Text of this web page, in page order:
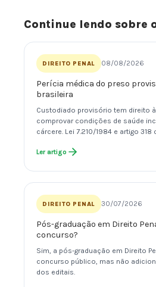
Continue lendo sobre
DIREITO PENAL 08/08/2026
Perícia médica do preso
brasileira
Custodiado provisório tem direito
comprovar condições de saúde
cárcere. Lei 7.210/1984 e artigo 318
Ler artigo
DIREITO PENAL 30/07/2026
Pós-graduação em Direito
concurso?
Sim, a pós-graduação em Direito
concurso público, mas não
dos editais.